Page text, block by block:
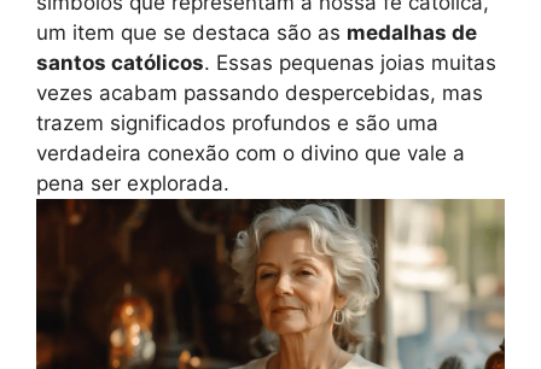
um item que se destaca são as medalhas de
santos católicos. Essas pequenas joias muitas
vezes acabam passando despercebidas, mas
trazem significados profundos e são uma
verdadeira conexão com o divino que vale a
pena ser explorada.